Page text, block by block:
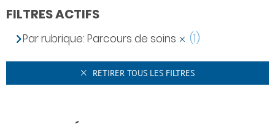
FILTRES ACTIFS
Par rubrique: Parcours de soins (1)
RETIRER TOUS LES FILTRES